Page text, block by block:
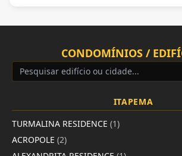
CONDOMÍNIOS /
ITAPEMA
TURMALINA RESIDENCE (1)
ACROPOLE (2)